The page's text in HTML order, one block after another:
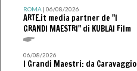
ROMA| 06/08/2026
ARTE.it media partner de "I
GRANDI MAESTRI" di KUBLAI Film
06/08/2026
I Grandi Maestri: da Caravaggio